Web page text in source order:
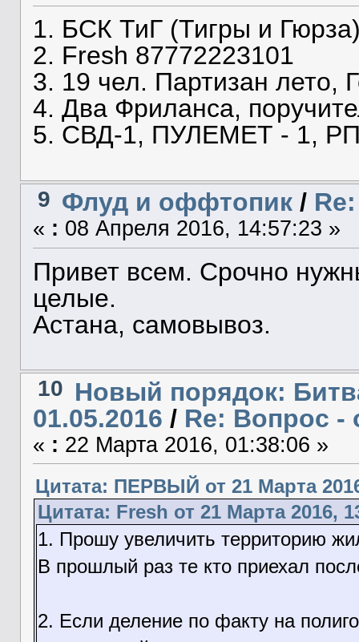
1. БСК ТиГ (Тигры и
2. Fresh 87772223101
3. 19 чел. Партизан лето,
4. Два Фриланса,
5. СВД-1, ПУЛЕМЕТ - 1,
9 Флуд и оффтопик/
« : 08 Апреля 2016, 14:57:23 »
Привет всем. Срочно
целые.
Астана, самовывоз.
10 Новый порядок:
01.05.2016 / Re: Вопрос -
« : 22 Марта 2016, 01:38:06 »
Цитата: ПЕРВЫЙ от 21 Марта
Цитата: Fresh от 21 Марта 2016,
1. Прошу увеличить территорию
В прошлый раз те кто приехал
2. Если деление по факту на